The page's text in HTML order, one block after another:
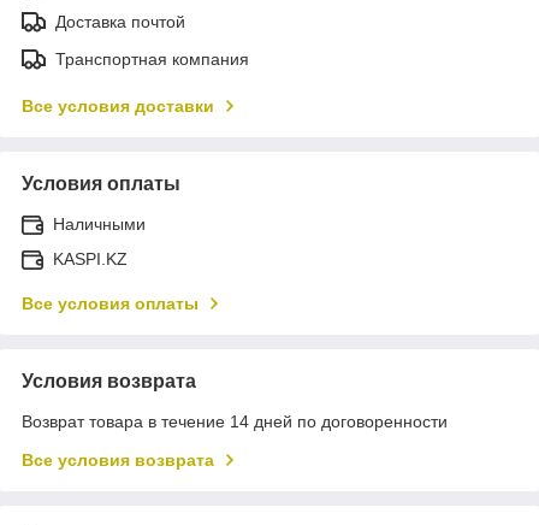
Доставка почтой
Транспортная компания
Все условия доставки
Условия оплаты
Наличными
KASPI.KZ
Все условия оплаты
Условия возврата
Возврат товара в течение 14 дней по договоренности
Все условия возврата